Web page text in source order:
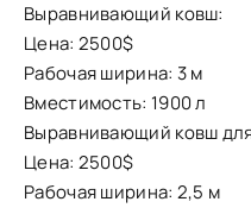
Выравнивающий ковш:
Цена: 2500$
Рабочая ширина: 3 м
Вместимость: 1900 л
Выравнивающий ковш
Цена: 2500$
Рабочая ширина: 2,5 м